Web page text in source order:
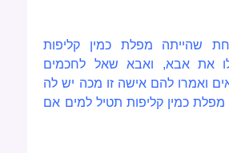
שהייתה מפלת כמין קליפות
את אבא, ואבא שאל לחכמים
ואמרו להם אישה זו מכה יש לה
כמין קליפות תטיל למים אם